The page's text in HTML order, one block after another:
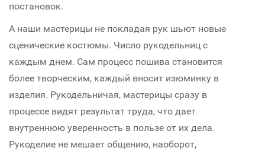
постановок.
А наши мастерицы не покладая рук шьют новые
сценические костюмы. Число рукодельниц с
каждым днем. Сам процесс пошива становится
более творческим, каждый вносит изюминку в
изделия. Рукодельничая, мастерицы сразу в
процессе видят результат труда, что дает
внутреннюю уверенность в пользе от их дела.
Рукоделие не мешает общению, наоборот,